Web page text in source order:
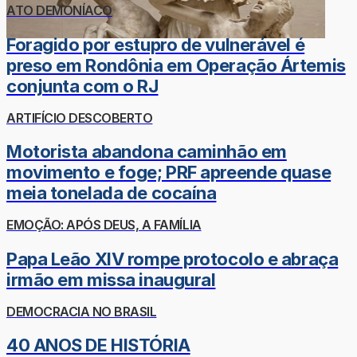
ATO DEMONÍACO
Foragido por estupro de vulnerável é
preso em Rondônia em Operação Ártemis
conjunta com o RJ
ARTIFÍCIO DESCOBERTO
Motorista abandona caminhão em
movimento e foge; PRF apreende quase
meia tonelada de cocaína
EMOÇÃO: APÓS DEUS, A FAMÍLIA
Papa Leão XIV rompe protocolo e abraça
irmão em missa inaugural
DEMOCRACIA NO BRASIL
40 ANOS DE HISTÓRIA